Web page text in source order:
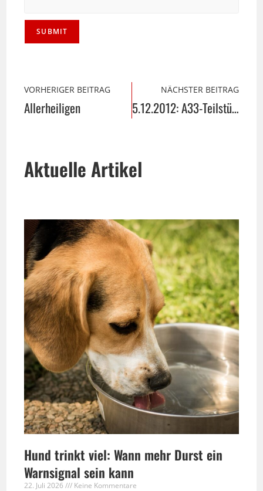
VORHERIGER BEITRAG
Allerheiligen
NÄCHSTER BEITRAG
5.12.2012: A33-Teilstück wird freigegeben
Aktuelle Artikel
Hund trinkt viel: Wann mehr Durst ein
Warnsignal sein kann
22. Juli 2026 Keine Kommentare